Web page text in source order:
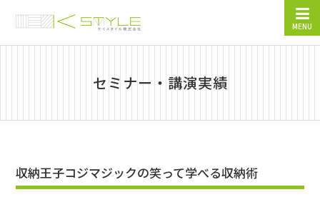
MENU
セミナー・講演実績
収納王子コジマジックの笑って学べる収納術